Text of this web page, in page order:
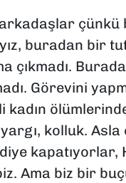
çünkü
buradan bir
çıkmadı.
Görevini
kadın
kolluk. Asla
kapatıyorlar,
Ama biz bir